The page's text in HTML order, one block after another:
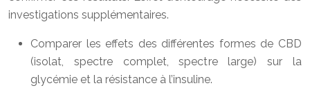
investigations supplémentaires.
Comparer les effets des différentes formes de CBD
(isolat, spectre complet, spectre large) sur la
glycémie et la résistance à l’insuline.